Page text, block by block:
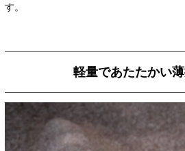
す。
軽量であたたかい